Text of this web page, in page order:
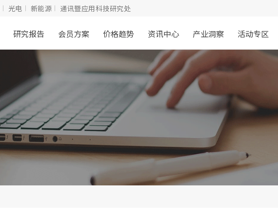
光电 新能源 通讯暨应用科技研究处
研究报告 会员方案 价格趋势 资讯中心 产业洞察 活动专区